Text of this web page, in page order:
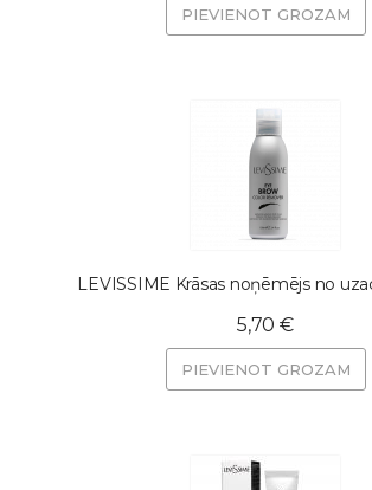
PIEVIENOT GROZAM
LEVISSIME Krāsas noņēmējs no
5,70 €
PIEVIENOT GROZAM